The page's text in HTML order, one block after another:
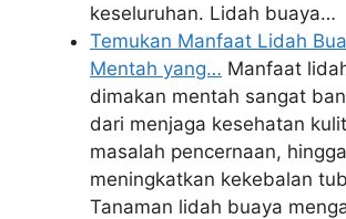
keseluruhan. Lidah buaya…
Temukan Manfaat Lidah
Mentah yang… Manfaat
dimakan mentah sangat
dari menjaga kesehatan
masalah pencernaan, hingga
meningkatkan kekebalan
Tanaman lidah buaya